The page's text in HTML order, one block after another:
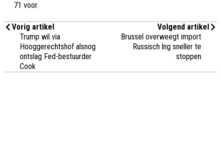
71 voor.
Vorig artikel
Trump wil via
Hooggerechtshof alsnog
ontslag Fed-bestuurder
Cook
Volgend artikel
Brussel overweegt import
Russisch lng sneller te
stoppen